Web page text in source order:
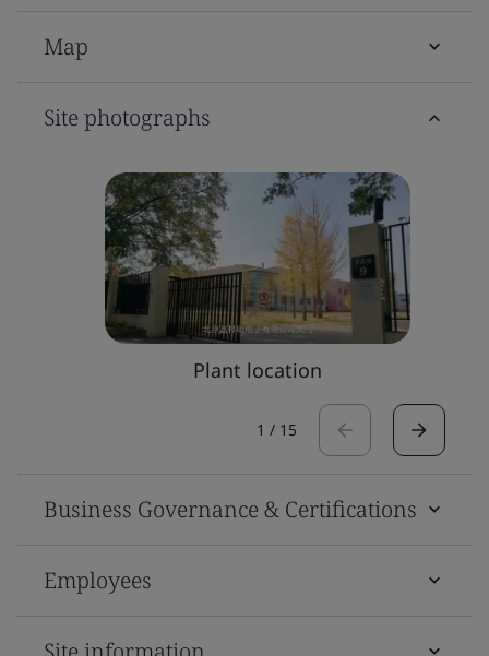
Map
Site photographs
Plant location
1 / 15
Business Governance & Certifications
Employees